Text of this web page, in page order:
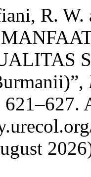
R. W.
621–627.